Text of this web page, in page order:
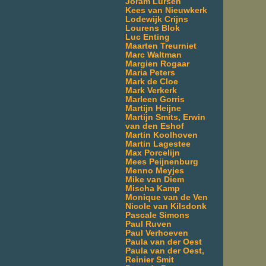
Kees van Nieuwkerk
Lodewijk Crijns
Lourens Blok
Luc Enting
Maarten Treurniet
Marc Waltman
Margien Rogaar
Maria Peters
Mark de Cloe
Mark Verkerk
Marleen Gorris
Martijn Heijne
Martijn Smits, Erwin
van den Eshof
Martin Koolhoven
Martin Lagestee
Max Porcelijn
Mees Peijnenburg
Menno Meyjes
Mike van Diem
Mischa Kamp
Monique van de Ven
Nicole van Kilsdonk
Pascale Simons
Paul Ruven
Paul Verhoeven
Paula van der Oest
Paula van der Oest,
Reinier Smit